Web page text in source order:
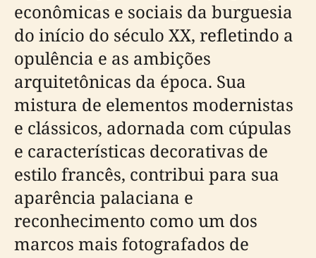
econômicas e sociais da burguesia
do início do século XX, refletindo a
opulência e as ambições
arquitetônicas da época. Sua
mistura de elementos modernistas
e clássicos, adornada com cúpulas
e características decorativas de
estilo francês, contribui para sua
aparência palaciana e
reconhecimento como um dos
marcos mais fotografados de